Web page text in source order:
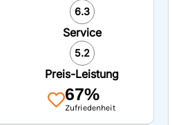
6.3
Service
5.2
Preis-Leistung
67%
Zufriedenheit